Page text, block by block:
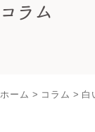
コラム
ホーム > コラム > 白